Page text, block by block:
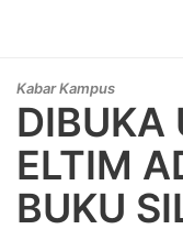
Kabar Kampus
DIBUKA
ELTIM
BUKU